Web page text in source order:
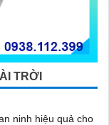
TRỜI
ninh hiệu quả cho